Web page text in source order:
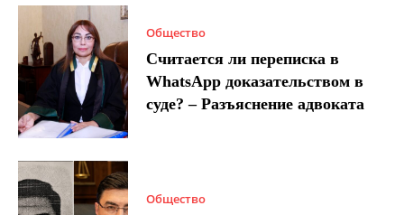
Общество
Считается ли переписка в
WhatsApp доказательством в
суде? – Разъяснение адвоката
Общество